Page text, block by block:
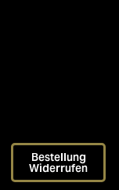
Bestellung
Widerrufen